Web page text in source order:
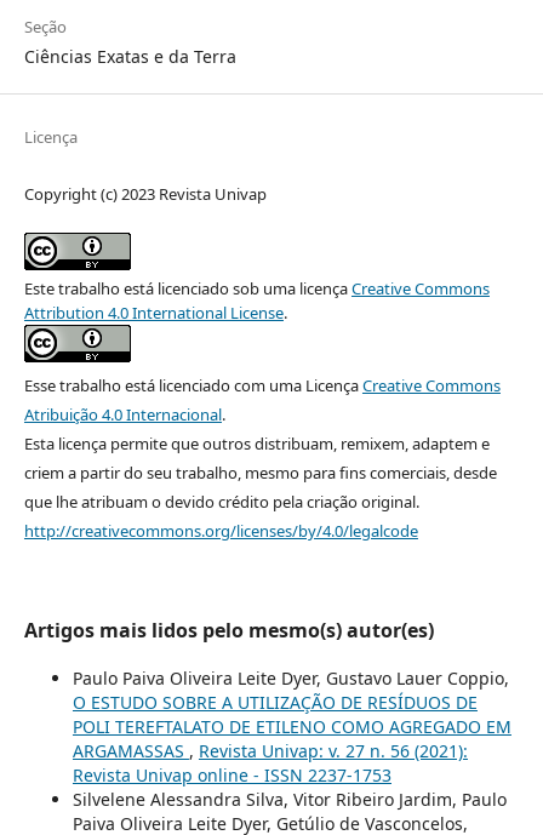
Seção
Ciências Exatas e da Terra
Licença
Copyright (c) 2023 Revista Univap
Este trabalho está licenciado sob uma licençaCreative Commons
Attribution 4.0 International License.
Esse trabalho está licenciado com uma LicençaCreative Commons
Atribuição 4.0 Internacional.
Esta licença permite que outros distribuam, remixem, adaptem e
criem a partir do seu trabalho, mesmo para fins comerciais, desde
que lhe atribuam o devido crédito pela criação original.
http://creativecommons.org/licenses/by/4.0/legalcode
Artigos mais lidos pelo mesmo(s) autor(es)
Paulo Paiva Oliveira Leite Dyer, Gustavo Lauer Coppio,
O ESTUDO SOBRE A UTILIZAÇÃO DE RESÍDUOS DE
POLI TEREFTALATO DE ETILENO COMO AGREGADO EM
ARGAMASSAS , Revista Univap: v. 27 n. 56 (2021):
Revista Univap online - ISSN 2237-1753
Silvelene Alessandra Silva, Vitor Ribeiro Jardim, Paulo
Paiva Oliveira Leite Dyer, Getúlio de Vasconcelos,